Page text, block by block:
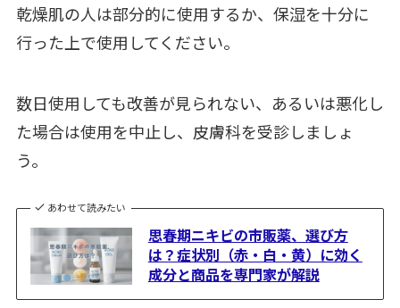
乾燥肌の人は部分的に使用するか、保湿を十分に
行った上で使用してください。
数日使用しても改善が見られない、あるいは悪化し
た場合は使用を中止し、皮膚科を受診しましょ
う。
あわせて読みたい
思春期ニキビの市販薬、選び方
は？症状別（赤・白・黄）に効く
成分と商品を専門家が解説